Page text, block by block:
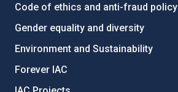
Code of ethics and anti-fraud policy
Gender equality and diversity
Environment and Sustainability
Forever IAC